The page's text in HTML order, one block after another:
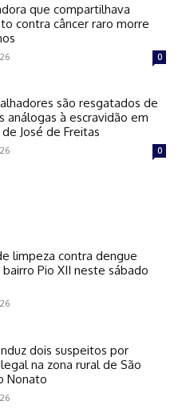
que compartilhava
contra câncer raro morre
0
são resgatados de
análogas à escravidão em
José de Freitas
0
limpeza contra dengue
Pio XII neste sábado
dois suspeitos por
na zona rural de São
Nonato